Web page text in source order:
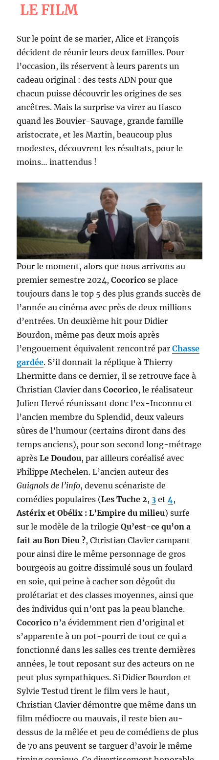
LE FILM
Sur le point de se marier, Alice et François
décident de réunir leurs deux familles. Pour
l’occasion, ils réservent à leurs parents un
cadeau original : des tests ADN pour que
chacun puisse découvrir les origines de ses
ancêtres. Mais la surprise va virer au fiasco
quand les Bouvier-Sauvage, grande famille
aristocrate, et les Martin, beaucoup plus
modestes, découvrent les résultats, pour le
moins… inattendus !
Pour le moment, alors que nous arrivons au
premier semestre 2024,Cocorico se place
toujours dans le top 5 des plus grands succès de
l’année au cinéma avec près de deux millions
d’entrées. Un deuxième hit pour Didier
Bourdon, même pas deux mois après
l’engouement équivalent rencontré parChasse
gardée. S’il donnait la réplique à Thierry
Lhermitte dans ce dernier, il se retrouve face à
Christian Clavier dansCocorico, le réalisateur
Julien Hervé réunissant donc l’ex-Inconnu et
l’ancien membre du Splendid, deux valeurs
sûres de l’humour (certains diront dans des
temps anciens), pour son second long-métrage
aprèsLe Doudou, par ailleurs coréalisé avec
Philippe Mechelen. L’ancien auteur des
Guignols de l’info, devenu scénariste de
comédies populaires (Les Tuche 2, 3 et4 ,
Astérix et Obélix : L’Empire du milieu) surfe
sur le modèle de la trilogieQu’est-ce qu’on a
fait au Bon Dieu ?, Christian Clavier campant
pour ainsi dire le même personnage de gros
bourgeois au goitre dissimulé sous un foulard
en soie, qui peine à cacher son dégoût du
prolétariat et des classes moyennes, ainsi que
des individus qui n’ont pas la peau blanche.
Cocorico n’a évidemment rien d’original et
s’apparente à un pot-pourri de tout ce qui a
fonctionné dans les salles ces trente dernières
années, le tout reposant sur des acteurs on ne
peut plus sympathiques. Si Didier Bourdon et
Sylvie Testud tirent le film vers le haut,
Christian Clavier démontre que même dans un
film médiocre ou mauvais, il reste bien au-
dessus de la mêlée et peu de comédiens de plus
de 70 ans peuvent se targuer d’avoir le même